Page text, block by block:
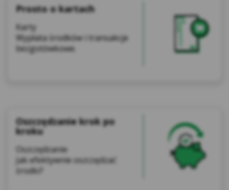
Prosto o kartach
Karty
Wypłata środków i transakcje
bezgotówkowe.
Oszczędzanie krok po
kroku
Oszczędzanie
Jak efektywnie oszczędzać
środki?